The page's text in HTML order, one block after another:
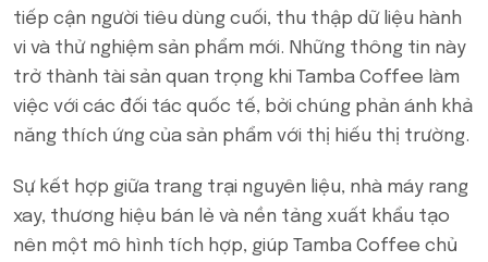
tiếp cận người tiêu dùng cuối, thu thập dữ liệu hành
vi và thử nghiệm sản phẩm mới. Những thông tin này
trở thành tài sản quan trọng khi Tamba Coffee làm
việc với các đối tác quốc tế, bởi chúng phản ánh khả
năng thích ứng của sản phẩm với thị hiếu thị trường.
Sự kết hợp giữa trang trại nguyên liệu, nhà máy rang
xay, thương hiệu bán lẻ và nền tảng xuất khẩu tạo
nên một mô hình tích hợp, giúp Tamba Coffee chủ